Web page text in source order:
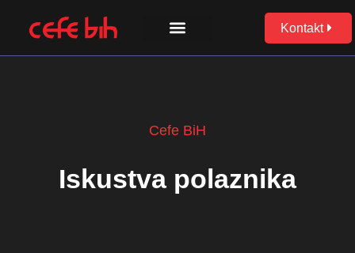
Kontakt
Cefe BiH
Iskustva polaznika